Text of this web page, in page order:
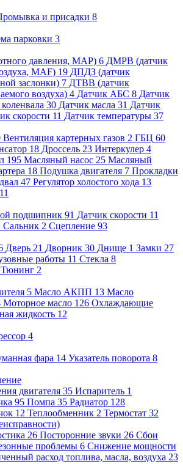
и присадки 8
парковки 3
давления, MAP) 6 ДМРВ (датчик
MAF) 19 ДПДЗ (датчик
заслонки) 7 ДТВВ (датчик
воздуха) 4 Датчик АБС 8 Датчик
30 Датчик масла 31 Датчик
скорости 11 Датчик температуры 37
Вентиляция картерных газов 2 ГБЦ 60
18 Дроссель 23 Интеркулер 4
195 Масляный насос 25 Масляный
18 Подушка двигателя 7 Прокладки
47 Регулятор холостого хода 13
подшипник 91 Датчик скорости 11
Сальник 2 Сцепление 93
Дверь 21 Дворник 30 Днище 1 Замки 27
работы 11 Стекла 8
Тюнинг 2
5 Масло АКПП 13 Масло
Моторное масло 126 Охлаждающие
жидкость 12
4
фара 14 Указатель поворота 8
двигателя 35 Испаритель 1
95 Помпа 35 Радиатор 128
12 Теплообменник 2 Термостат 32
26 Посторонние звуки 26 Сбои
проблемы 6 Снижение мощности
расход топлива, масла, воздуха 23